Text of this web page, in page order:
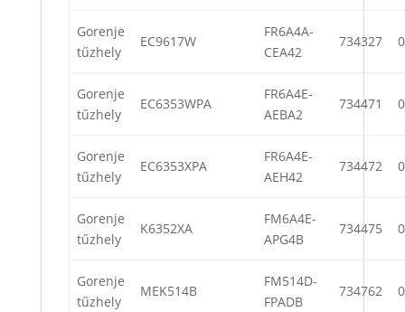
Gorenje
tűzhely
EC9617W
FR6A4A-
CEA42
734327
Gorenje
tűzhely
EC6353WPA
FR6A4E-
AEBA2
734471
Gorenje
tűzhely
EC6353XPA
FR6A4E-
AEH42
734472
Gorenje
tűzhely
K6352XA
FM6A4E-
APG4B
734475
Gorenje
tűzhely
MEK514B
FM514D-
FPADB
734762